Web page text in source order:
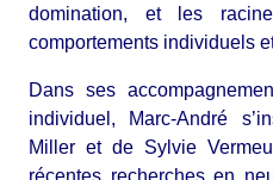
domination, et les
comportements individuels
Dans ses
individuel, Marc-André
Miller et de Sylvie
récentes recherches en